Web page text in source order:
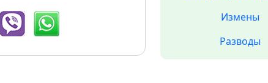
Измены
Разводы